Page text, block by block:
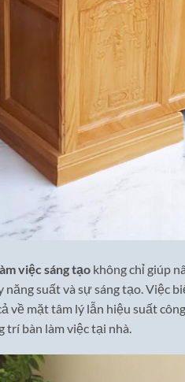
việc sáng tạo không chỉ giúp
năng suất và sự sáng tạo. Việc
về mặt tâm lý lẫn hiệu suất
trí bàn làm việc tại nhà.